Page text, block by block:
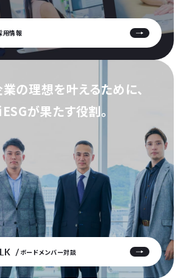
用情報
の理想を叶えるために、
が果たす役割。
ボードメンバー対談